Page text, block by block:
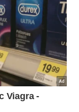
seuambiente.